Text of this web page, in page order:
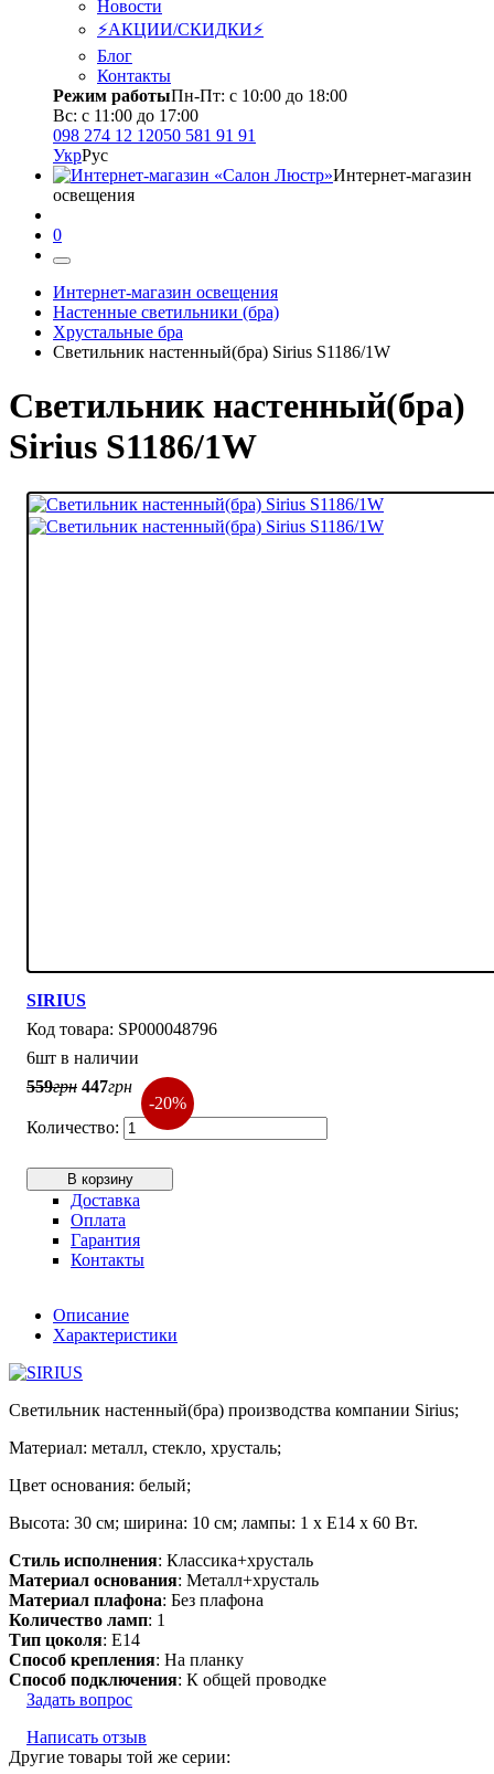
Новости
⚡АКЦИИ/СКИДКИ⚡
Блог
Контакты
Режим работыПн-Пт: с 10:00 до 18:00
Вс: с 11:00 до 17:00
098 274 12 12050 581 91 91
УкрРус
Интернет-магазин
освещения
0
Интернет-магазин освещения
Настенные светильники (бра)
Хрустальные бра
Светильник настенный(бра) Sirius S1186/1W
Светильник настенный(бра)
Sirius S1186/1W
SIRIUS
SP000048796
6шт в наличии
-20%
559грн 447грн
В корзину
Доставка
Оплата
Гарантия
Контакты
Описание
Характеристики
Светильник настенный(бра) производства компании Sirius;
Материал: металл, стекло, хрусталь;
Цвет основания: белый;
Высота: 30 см; ширина: 10 см; лампы: 1 х Е14 х 60 Вт.
Стиль исполнения: Классика+хрусталь
Материал основания: Металл+хрусталь
Материал плафона: Без плафона
Количество ламп: 1
Тип цоколя: E14
Способ крепления: На планку
Способ подключения: К общей проводке
Задать вопрос
Написать отзыв
Другие товары той же серии: